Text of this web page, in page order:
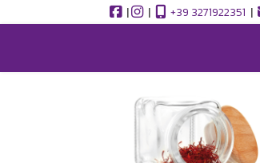
| | +39 3271922351 |